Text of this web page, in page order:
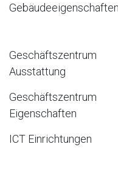
Gebäudeeigenschaften
Geschäftszentrum
Ausstattung
Geschäftszentrum
Eigenschaften
ICT Einrichtungen